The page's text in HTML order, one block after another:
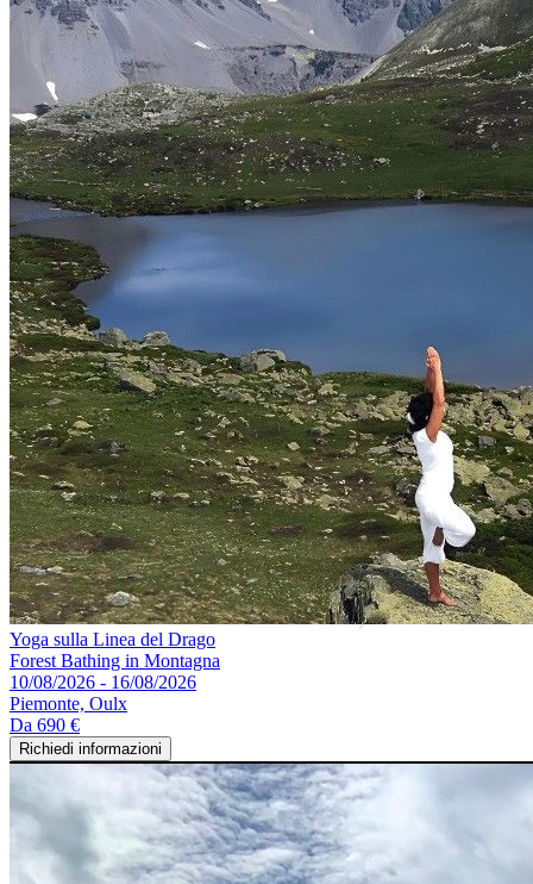
Yoga sulla Linea del Drago
Forest Bathing in Montagna
10/08/2026 - 16/08/2026
Piemonte, Oulx
Da 690 €
Richiedi informazioni